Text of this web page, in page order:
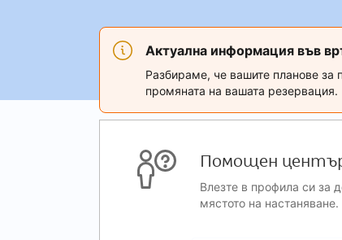
Актуална информация във
Разбираме, че вашите планове за
промяната на вашата резервация.
Помощен
Влезте в профила си за
мястото на настаняване.